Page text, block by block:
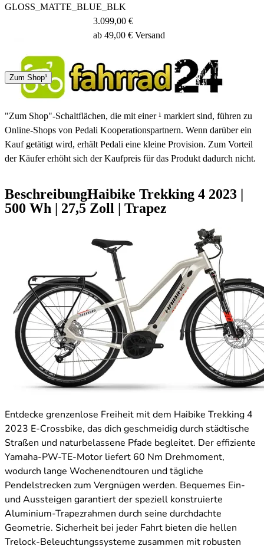
GLOSS_MATTE_BLUE_BLK
Spedition
1 - 3 Tage
3.099,00 €
ab 49,00 € Versand
Zum Shop¹
"Zum Shop"-Schaltflächen, die mit einer ¹ markiert sind, führen zu
Online-Shops von Pedali Kooperationspartnern. Wenn darüber ein
Kauf getätigt wird, erhält Pedali eine kleine Provision. Zum Vorteil
der Käufer erhöht sich der Kaufpreis für das Produkt dadurch nicht.
BeschreibungHaibike Trekking 4 2023 |
500 Wh | 27,5 Zoll | Trapez
Entdecke grenzenlose Freiheit mit dem Haibike Trekking 4
2023 E-Crossbike, das dich geschmeidig durch städtische
Straßen und naturbelassene Pfade begleitet. Der effiziente
Yamaha-PW-TE-Motor liefert 60 Nm Drehmoment,
wodurch lange Wochenendtouren und tägliche
Pendelstrecken zum Vergnügen werden. Bequemes Ein-
und Aussteigen garantiert der speziell konstruierte
Aluminium-Trapezrahmen durch seine durchdachte
Geometrie. Sicherheit bei jeder Fahrt bieten die hellen
Trelock-Beleuchtungssysteme zusammen mit robusten